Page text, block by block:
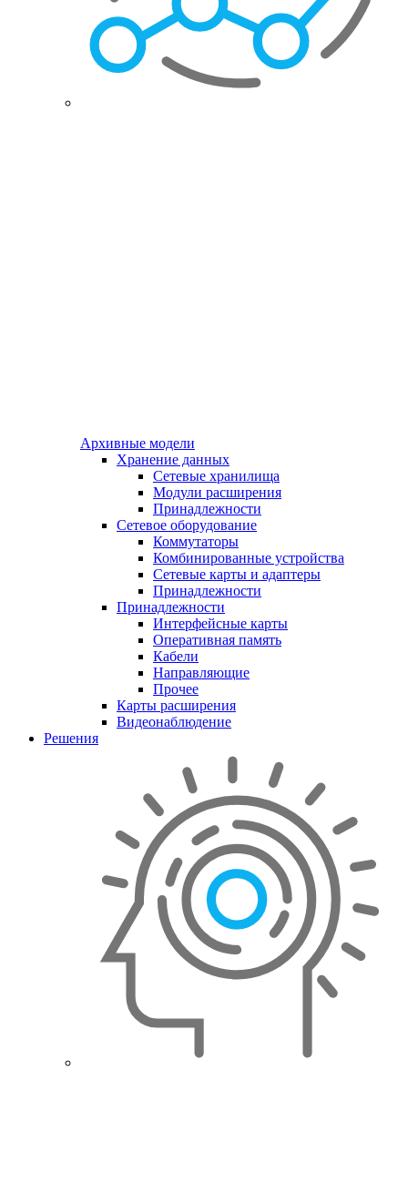
Архивные модели
Хранение данных
Сетевые хранилища
Модули расширения
Принадлежности
Сетевое оборудование
Коммутаторы
Комбинированные устройства
Сетевые карты и адаптеры
Принадлежности
Принадлежности
Интерфейсные карты
Оперативная память
Кабели
Направляющие
Прочее
Карты расширения
Видеонаблюдение
Решения